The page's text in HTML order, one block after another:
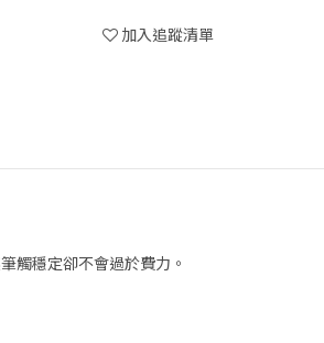
加入追蹤清單
觸穩定卻不會過於費力。